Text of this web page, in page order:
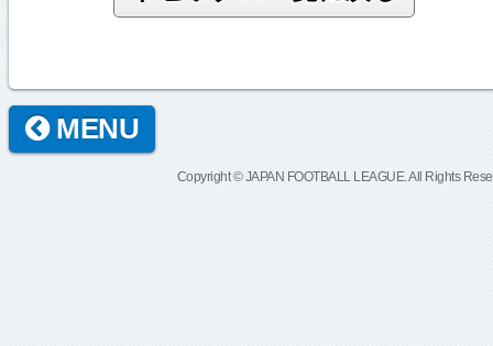
MENU
Copyright © JAPAN FOOTBALL LEAGUE. All Rights